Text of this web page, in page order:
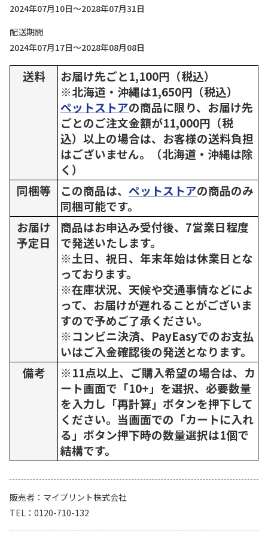
2024年07月10日～2028年07月31日
配送期間
2024年07月17日～2028年08月08日
送料
お届け先ごと1,100円（税込）
※北海道・沖縄は1,650円（税込）
ペットストアの商品に限り、お届け先
ごとのご注文金額が11,000円（税
込）以上の場合は、お客様の送料負担
はございません。（北海道・沖縄は除
く）
同梱等
この商品は、 ペットストアの商品のみ
同梱可能です。
お届け
予定日
商品はお申込み受付後、7営業日程度
で発送いたします。
※土日、祝日、年末年始は休業日とな
っております。
※在庫状況、天候や交通事情などによ
って、お届けが遅れることがございま
すので予めご了承ください。
※コンビニ決済、PayEasyでのお支払
いはご入金確認後の発送となります。
備考
※11点以上、ご購入希望の場合は、カ
ート画面で「10+」を選択、必要数量
を入力し「再計算」ボタンを押下して
ください。当画面での「カートに入れ
る」ボタン押下時の数量選択は1個で
結構です。
販売者
マイプリント株式会社
TEL
0120-710-132